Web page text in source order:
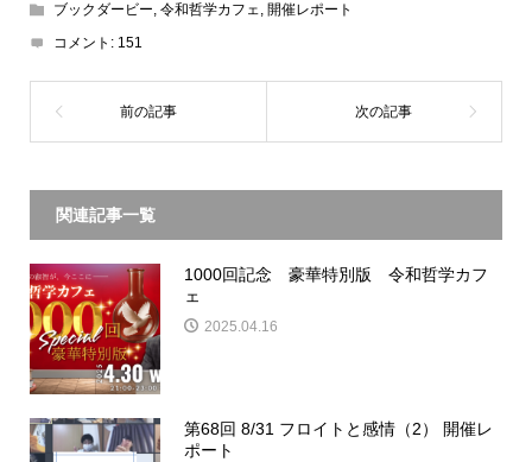
ブックダービー, 令和哲学カフェ, 開催レポート
コメント: 151
関連記事一覧
1000回記念 豪華特別版 令和哲学カフ
ェ
2025.04.16
第68回 8/31 フロイトと感情（2） 開催レ
ポート